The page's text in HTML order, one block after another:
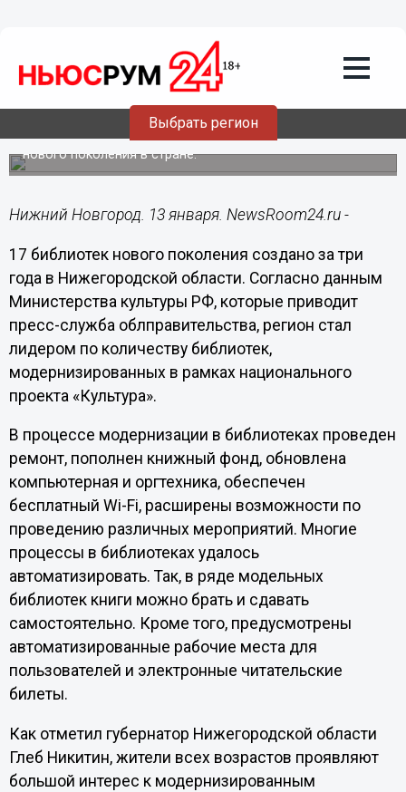
Выбрать регион
13.01.202207:30
В Нижегородской области создано 17
библиотек нового поколения
Регион лидирует по количеству созданных библиотек
нового поколения в стране.
Нижний Новгород. 13 января. NewsRoom24.ru -
17 библиотек нового поколения создано за три
года в Нижегородской области. Согласно данным
Министерства культуры РФ, которые приводит
пресс-служба облправительства, регион стал
лидером по количеству библиотек,
модернизированных в рамках национального
проекта «Культура».
В процессе модернизации в библиотеках проведен
ремонт, пополнен книжный фонд, обновлена
компьютерная и оргтехника, обеспечен
бесплатный Wi-Fi, расширены возможности по
проведению различных мероприятий. Многие
процессы в библиотеках удалось
автоматизировать. Так, в ряде модельных
библиотек книги можно брать и сдавать
самостоятельно. Кроме того, предусмотрены
автоматизированные рабочие места для
пользователей и электронные читательские
билеты.
Как отметил губернатор Нижегородской области
Глеб Никитин, жители всех возрастов проявляют
большой интерес к модернизированным